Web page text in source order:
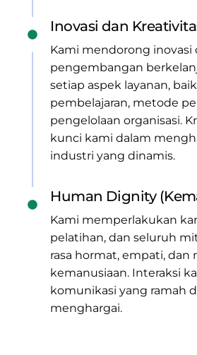
Inovasi dan
Kami mendorong inovasi
pengembangan
setiap aspek layanan,
pembelajaran, metode
pengelolaan organisasi.
kunci kami dalam
industri yang dinamis.
Human Dignity
Kami memperlakukan
pelatihan, dan seluruh
rasa hormat, empati, dan
kemanusiaan. Interaksi
komunikasi yang ramah
menghargai.